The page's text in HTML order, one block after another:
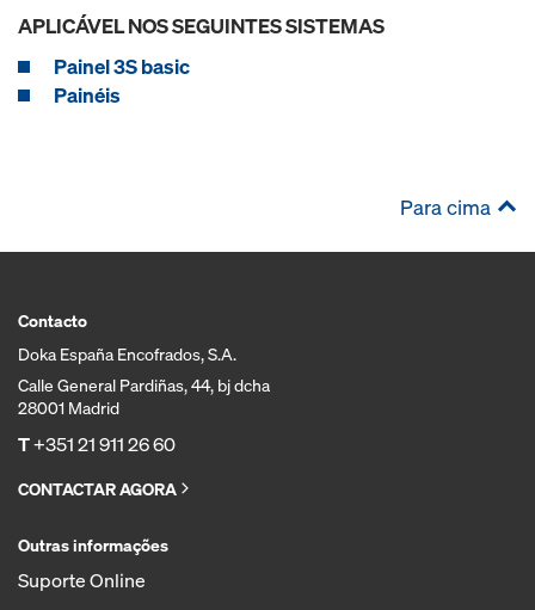
APLICÁVEL NOS SEGUINTES SISTEMAS
Painel 3S basic
Painéis
Para cima
Contacto
Doka España Encofrados, S.A.
Calle General Pardiñas, 44, bj dcha
28001 Madrid
T+351 21 911 26 60
CONTACTAR AGORA
Outras informações
Suporte Online